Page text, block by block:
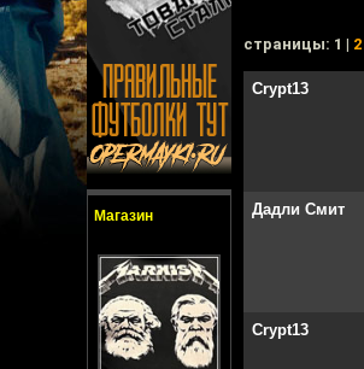
Магазин
cтраницы: 1 | 2
Crypt13
Дадли Смит
Crypt13